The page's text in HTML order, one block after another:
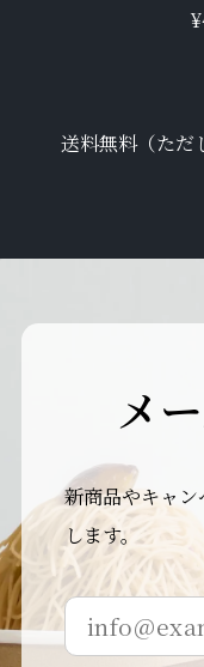
送料無料（ただ
メ ー
新商品やキャ
します。